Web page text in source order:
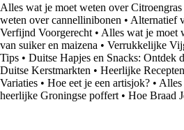
Alles wat je moet weten over Citroengras
weten over cannellinibonen • Alternatief
Verfijnd Voorgerecht • Alles wat je moet
van suiker en maizena • Verrukkelijke
Tips • Duitse Hapjes en Snacks: Ontdek
Duitse Kerstmarkten • Heerlijke
Variaties • Hoe eet je een artisjok? • Alles
heerlijke Groningse poffert • Hoe Braad